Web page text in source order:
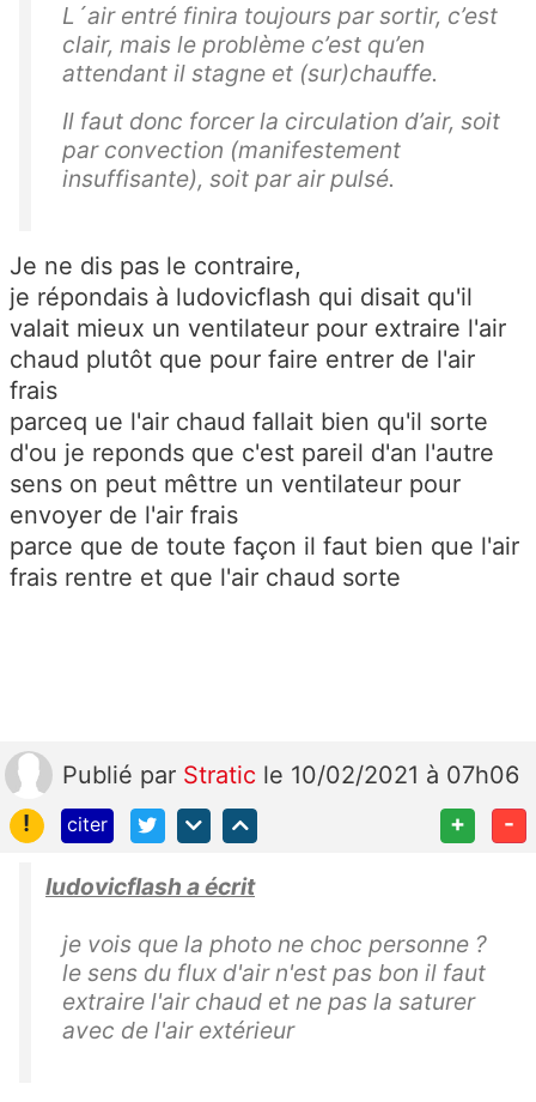
L´air entré finira toujours par sortir, c’est
clair, mais le problème c’est qu’en
attendant il stagne et (sur)chauffe.
Il faut donc forcer la circulation d’air, soit
par convection (manifestement
insuffisante), soit par air pulsé.
Je ne dis pas le contraire,
je répondais à ludovicflash qui disait qu'il
valait mieux un ventilateur pour extraire l'air
chaud plutôt que pour faire entrer de l'air
frais
parceq ue l'air chaud fallait bien qu'il sorte
d'ou je reponds que c'est pareil d'an l'autre
sens on peut mêttre un ventilateur pour
envoyer de l'air frais
parce que de toute façon il faut bien que l'air
frais rentre et que l'air chaud sorte
Publié par Stratic le 10/02/2021 à 07h06
!
citer + -
ludovicflash a écrit
je vois que la photo ne choc personne ?
le sens du flux d'air n'est pas bon il faut
extraire l'air chaud et ne pas la saturer
avec de l'air extérieur